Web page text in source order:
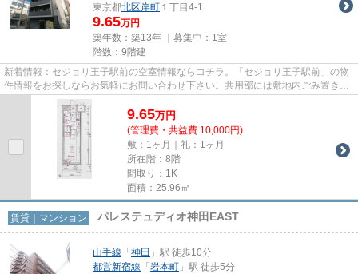
東京都北区岸町 １丁目4-1
9.65万円
築年数：築13年 ｜募集中： 1室
階数：9階建
新着情報：セジョリ王子駅前の空室情報ならコチラ。「セジョリ王子駅前」の物
件情報をお探しならお気軽にお問い合わせ下さい。共用部には敷地内ごみ置き
場・エレベータなどが揃ってお...
9.65万円
(管理費・共益費 10,000円)
敷：1ヶ月｜礼：1ヶ月
所在階：8階
間取り：1K
面積：25.96㎡
賃貸｜マンション パレステュディオ神田EAST
山手線 「 神田 」駅 徒歩10分
都営新宿線 「 岩本町 」駅 徒歩5分